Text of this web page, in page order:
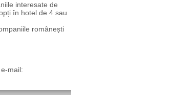
interesate de
în hotel de 4 sau
românești
mail: